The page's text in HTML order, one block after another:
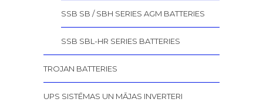
SSB SB / SBH SERIES AGM BATTERIES
SSB SBL-HR SERIES BATTERIES
TROJAN BATTERIES
UPS SISTĒMAS UN MĀJAS INVERTERI